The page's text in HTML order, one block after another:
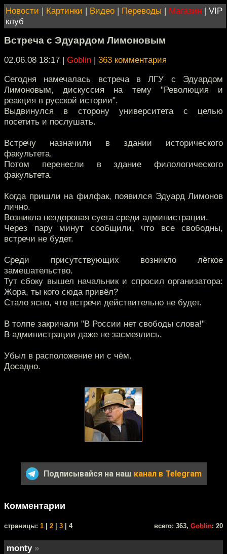
Новости | Картинки | Видео | Переводы | Магазин | VIP
клуб
Встреча с Эдуардом Лимоновым
02.06.08 18:17 | Goblin | 363 комментария
Сегодня намечалась встреча в ЛГУ с Эдуардом
Лимоновым, дискуссия на тему "Революция и
реакция в русской истории".
Выдвинулся в сторону университета с целью
посетить и послушать.
Встречу назначили в здании исторического
факультета.
Потом перенесли в здание филологического
факультета.
Когда пришли на филфак, появился Эдуард Лимонов
лично.
Возникла нездоровая суета среди администрации.
Через пару минут сообщили, что все свободны,
встречи не будет.
Среди присутствующих возникло лёгкое
замешательство.
Тут сбоку вышел начальник и спросил организатора:
Жора, ты кого сюда привёл?
Стало ясно, что встречи действительно не будет.
В толпе закричали "В России нет свободы слова!"
В администрации даже не засмеялись.
Убыл в расположение ни с чём.
Досадно.
Подписывайся на наш канал в Telegram
Комментарии
cтраницы: 1 2 3 | 4 всего: 363, Goblin: 20
monty »